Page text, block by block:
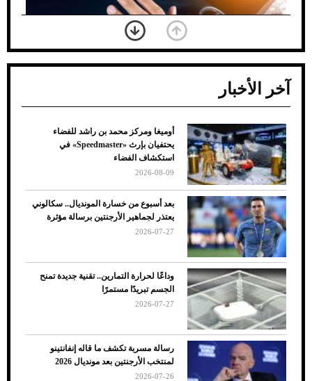
ضعف تبريد مكيف السيارة عند الوقوف.. أشهر
الأسباب والحلول
7 نصائح لاختيار لون البنطلون المناسب للقميص
الأسود
آخر الأخبار
أوميغا ومركز محمد بن راشد للفضاء
يحتفيان بإرث «Speedmaster» في
استكشاف الفضاء
2026-08-09
بعد أسبوع من خسارة المونديال.. سكالوني
يعتذر لجماهير الأرجنتين برسالة مؤثرة
2026-07-27
وداعًا لحرارة التمارين.. تقنية جديدة تمنح
الجسم تبريدًا مستمرًا
2026-07-27
رسالة مسربة تكشف ما قاله إنفانتينو
لمنتخب الأرجنتين بعد مونديال 2026
2026-07-26